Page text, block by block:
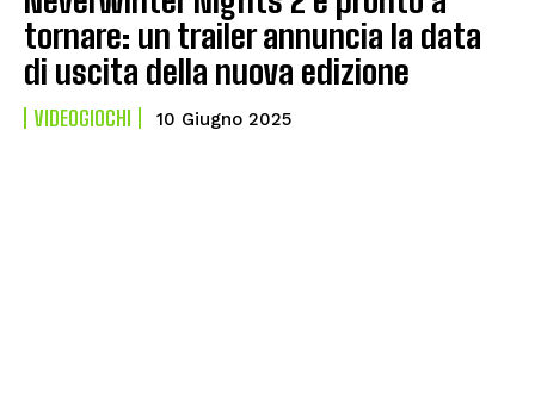
tornare: un trailer annuncia la data
di uscita della nuova edizione
VIDEOGIOCHI 10 Giugno 2025